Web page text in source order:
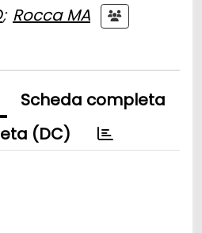
; Rocca MA
Scheda completa
(DC)